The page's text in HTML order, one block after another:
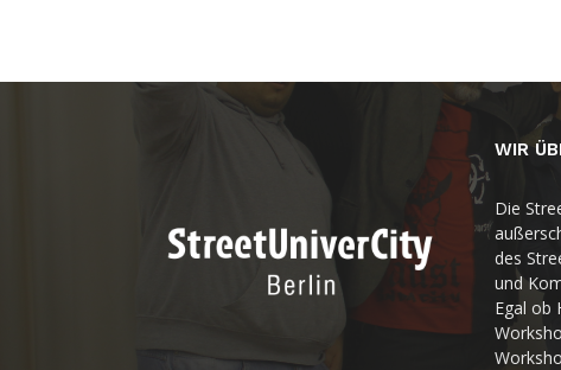
WIR
Die
des
und
Egal ob